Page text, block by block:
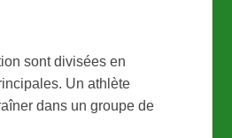
sont divisées en
Un athlète
dans un groupe de